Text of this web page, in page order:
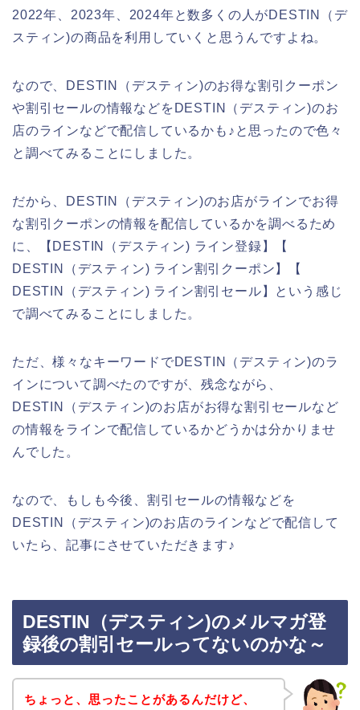
2022年、2023年、2024年と数多くの人がDESTIN（デ
スティン)の商品を利用していくと思うんですよね。
なので、DESTIN（デスティン)のお得な割引クーポン
や割引セールの情報などをDESTIN（デスティン)のお
店のラインなどで配信しているかも♪と思ったので色々
と調べてみることにしました。
だから、DESTIN（デスティン)のお店がラインでお得
な割引クーポンの情報を配信しているかを調べるため
に、【DESTIN（デスティン) ライン登録】【
DESTIN（デスティン) ライン割引クーポン】【
DESTIN（デスティン) ライン割引セール】という感じ
で調べてみることにしました。
ただ、様々なキーワードでDESTIN（デスティン)のラ
インについて調べたのですが、残念ながら、
DESTIN（デスティン)のお店がお得な割引セールなど
の情報をラインで配信しているかどうかは分かりませ
んでした。
なので、もしも今後、割引セールの情報などを
DESTIN（デスティン)のお店のラインなどで配信して
いたら、記事にさせていただきます♪
DESTIN（デスティン)のメルマガ登
録後の割引セールってないのかな～
ちょっと、思ったことがあるんだけど、